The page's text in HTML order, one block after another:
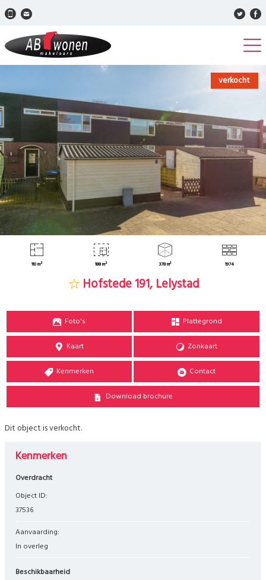
verkocht
110 m² 188 m² 378 m³ 1974
Hofstede 191, Lelystad
Foto's Plattegrond
Kaart Zonkaart
Kenmerken Contact
Download brochure
Dit object is verkocht.
Kenmerken
Overdracht
Object ID:
37536
Aanvaarding:
In overleg
Beschikbaarheid